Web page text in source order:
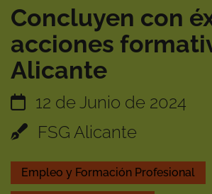
Concluyen con
acciones
Alicante
12 de Junio de 2024
FSG Alicante
Empleo y Formación Profesional